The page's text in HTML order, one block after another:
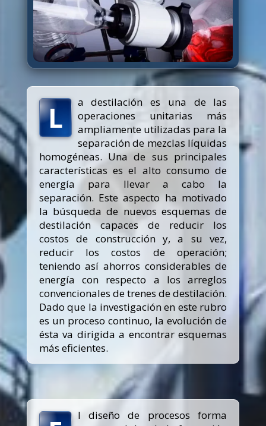
L
a destilación es una de las
operaciones unitarias más
ampliamente utilizadas para la
separación de mezclas líquidas
homogéneas. Una de sus principales
características es el alto consumo de
energía para llevar a cabo la
separación. Este aspecto ha motivado
la búsqueda de nuevos esquemas de
destilación capaces de reducir los
costos de construcción y, a su vez,
reducir los costos de operación;
teniendo así ahorros considerables de
energía con respecto a los arreglos
convencionales de trenes de destilación.
Dado que la investigación en este rubro
es un proceso continuo, la evolución de
ésta va dirigida a encontrar esquemas
más eficientes.
l diseño de procesos forma